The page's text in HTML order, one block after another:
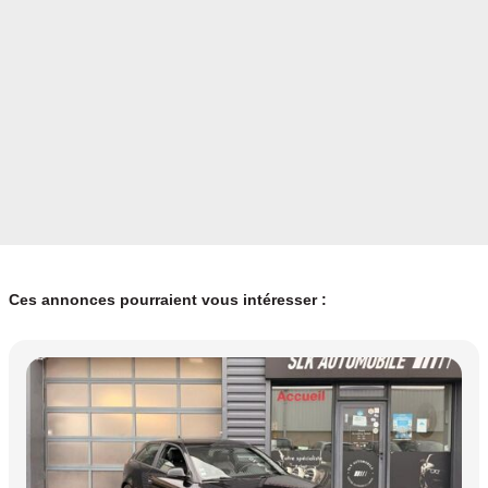
Ces annonces pourraient vous intéresser :